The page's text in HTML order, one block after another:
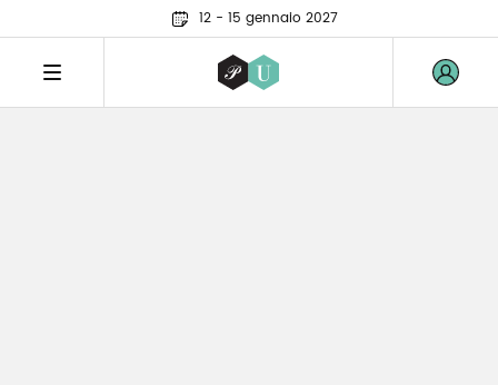
12 - 15 gennaio 2027